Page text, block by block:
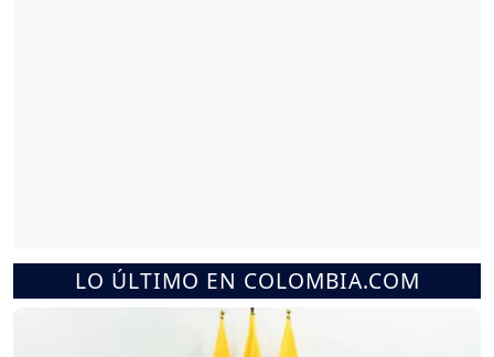
LO ÚLTIMO EN COLOMBIA.COM